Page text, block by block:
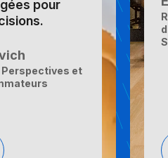
pour
et